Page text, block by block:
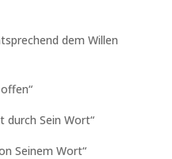
dem Willen
durch Sein Wort“
Seinem Wort“